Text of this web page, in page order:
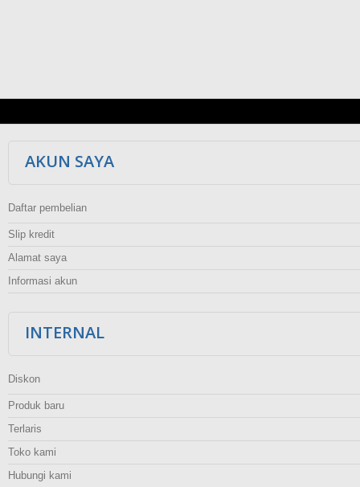
AKUN SAYA
Daftar pembelian
Slip kredit
Alamat saya
Informasi akun
INTERNAL
Diskon
Produk baru
Terlaris
Toko kami
Hubungi kami